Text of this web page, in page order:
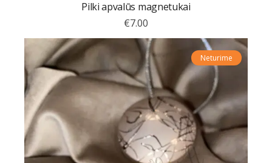
Pilki apvalūs magnetukai
€7.00
Neturime